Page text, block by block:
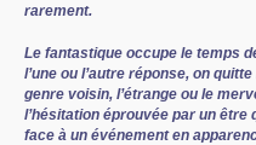
rarement.
Le fantastique occupe le temps
l’une ou l’autre réponse, on
genre voisin, l’étrange ou le
l’hésitation éprouvée par un
face à un événement en